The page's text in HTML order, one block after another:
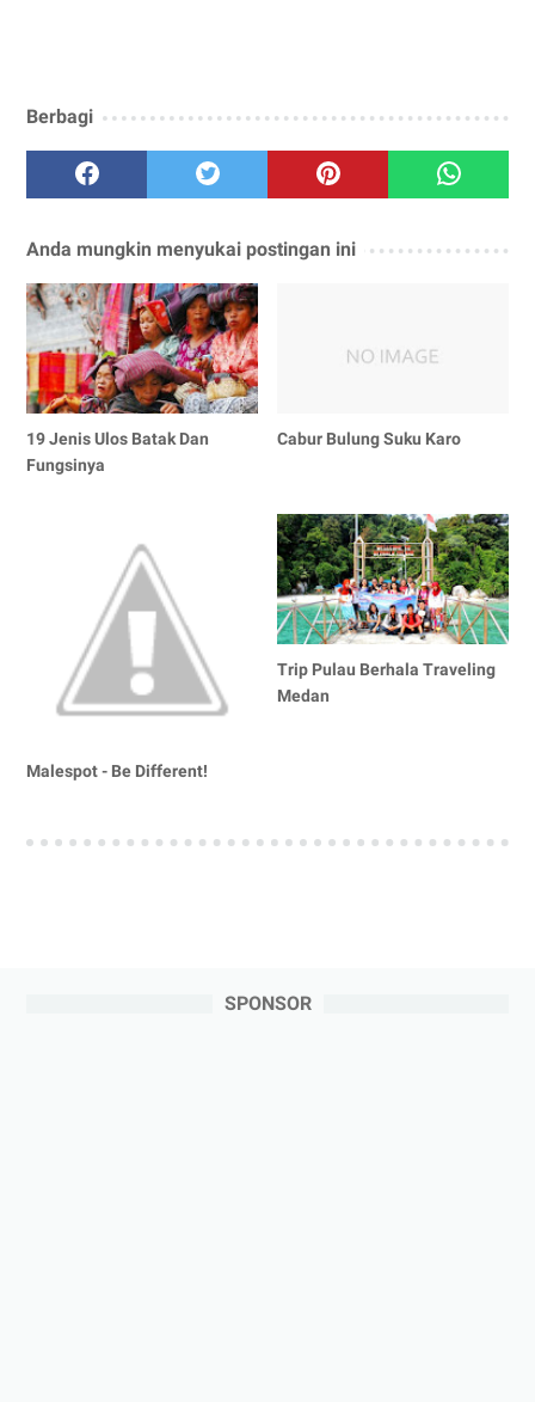
Berbagi
Anda mungkin menyukai postingan ini
19 Jenis Ulos Batak Dan
Fungsinya
Cabur Bulung Suku Karo
Malespot - Be Different!
Trip Pulau Berhala Traveling
Medan
SPONSOR